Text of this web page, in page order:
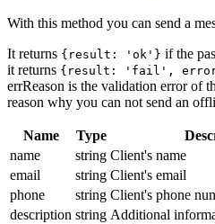
With this method you can send a
It returns {result: 'ok'} if the
it returns {result: 'fail', error:
errReason is the validation error of
reason why you can not send an
Name Type
name
string Client's name
email
string Client's email
phone
string Client's phone
description string Additional